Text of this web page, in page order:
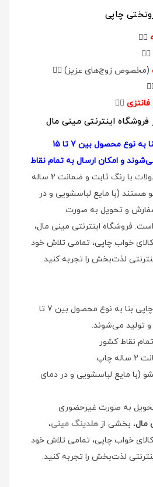
چاپی
👉🏻
👉🏻
(مخصوص زوج‌های عزیز) 👉🏻
👉🏻
اینترنتی مینی مال
تمام محصولات چاپی بنا به نوع محصول بین 7 تا 15
و امکان ارسال به تمام نقاط
. این محصولات با رنگ ثابت و ضمانت 2 ساله
هستند (با مایع لباسشویی و در
سفارش و تحویل به صورت
فروشگاه اینترنتی مینی مال،
خواب چاپی، تمامی تلاش خود
لذت‌بخش را تجربه کنید.
تمام محصولات چاپی بنا به نوع محصول بین 7 تا
نقاط کشور
چاپ
(با مایع لباسشویی و در دمای
به صورت غیرحضوری
مال، بخشی ازهلدینگ مینی،
خواب چاپی، تمامی تلاش خود
لذت‌بخش را تجربه کنید.